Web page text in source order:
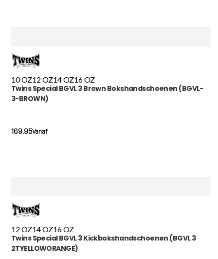
10 OZ12 OZ14 OZ16 OZ
Twins Special BGVL 3 Brown Bokshandschoenen (BGVL-
3-BROWN)
Vanaf
169.95
12 OZ14 OZ16 OZ
Twins Special BGVL 3 Kickbokshandschoenen (BGVL 3
2TYELLOWORANGE)